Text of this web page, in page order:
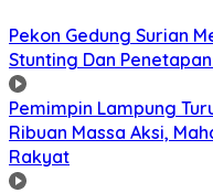
Pekon Gedung Surian
Stunting Dan Penetapan
Pemimpin Lampung
Ribuan Massa Aksi,
Rakyat